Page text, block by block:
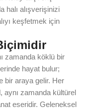
halı alışverişinizi
keşfetmek için
zamanda köklü bir
hayat bulur;
bir araya gelir. Her
aynı zamanda kültürel
eseridir. Geleneksel